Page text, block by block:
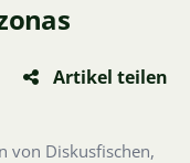
Artikel teilen
von Diskusfischen,